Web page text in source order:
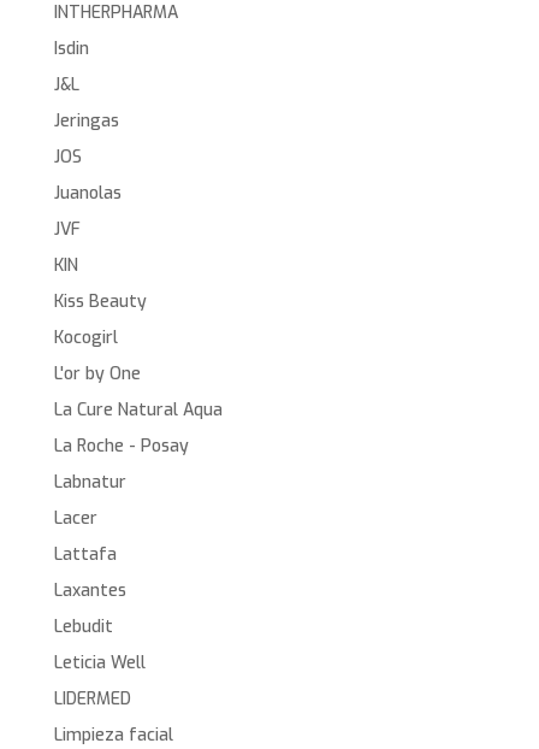
INTHERPHARMA
Isdin
J&L
Jeringas
JOS
Juanolas
JVF
KIN
Kiss Beauty
Kocogirl
L'or by One
La Cure Natural Aqua
La Roche - Posay
Labnatur
Lacer
Lattafa
Laxantes
Lebudit
Leticia Well
LIDERMED
Limpieza facial